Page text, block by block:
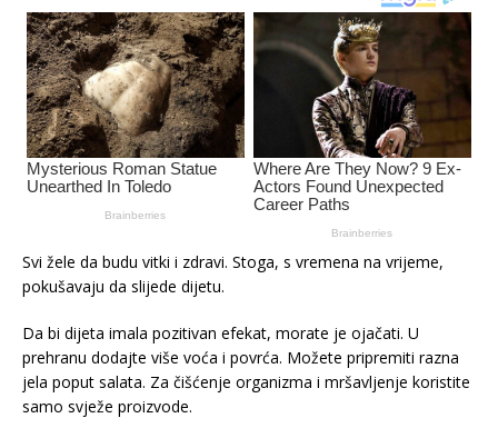
Svi žele da budu vitki i zdravi. Stoga, s vremena na vrijeme,
pokušavaju da slijede dijetu.
Da bi dijeta imala pozitivan efekat, morate je ojačati. U
prehranu dodajte više voća i povrća. Možete pripremiti razna
jela poput salata. Za čišćenje organizma i mršavljenje koristite
samo svježe proizvode.